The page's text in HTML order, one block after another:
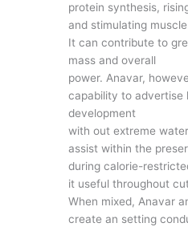
protein synthesis,
and stimulating
It can contribute to
mass and overall
power. Anavar,
capability to advertise
development
with out extreme
assist within the
during calorie-
it useful throughout
When mixed, Anavar
create an setting